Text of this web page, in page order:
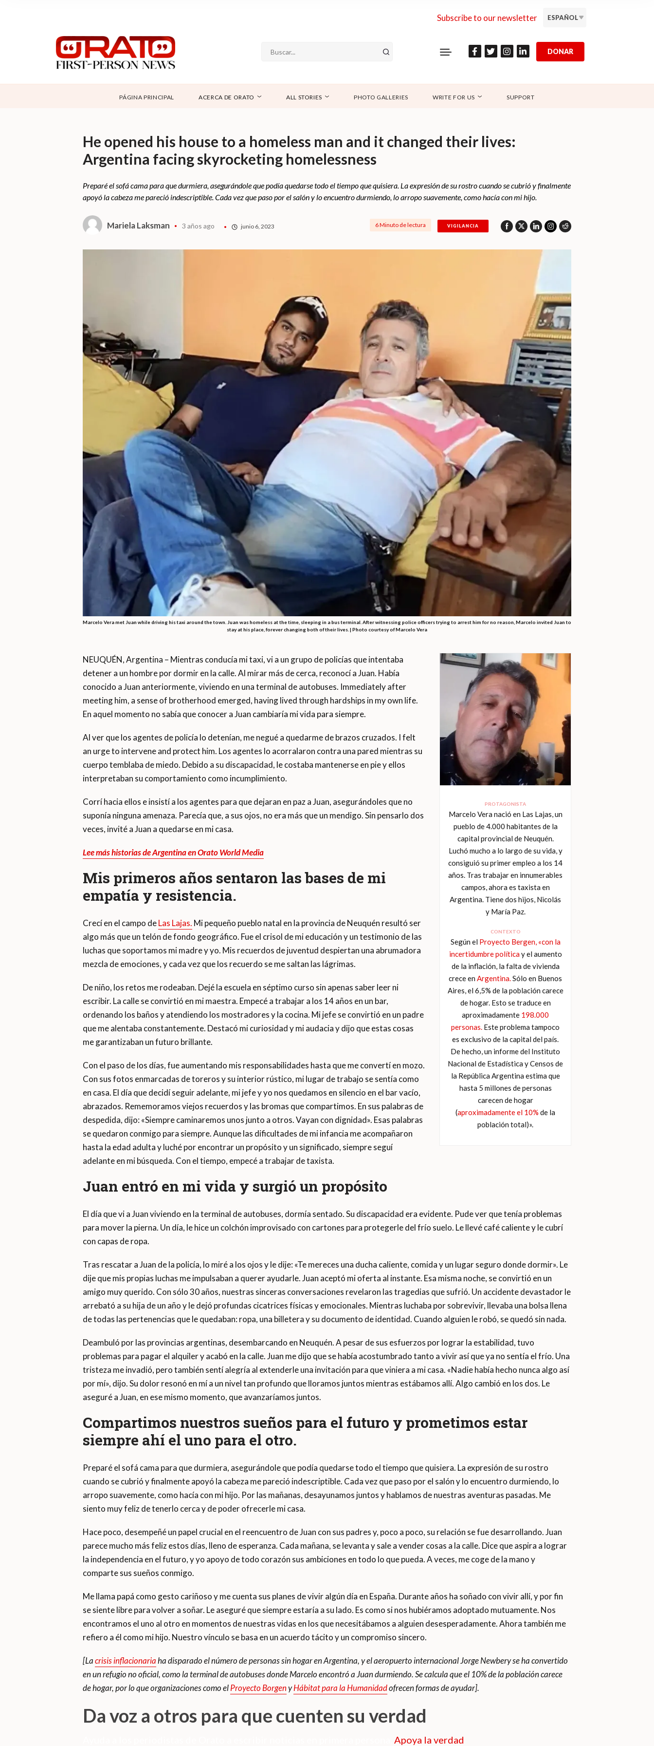
Subscribe to our newsletter ESPAÑOL
SUPPORT
CONTÁCTANOS
DONAR
PÁGINA PRINCIPAL ACERCA DE ORATO ALL STORIES PHOTO GALLERIES WRITE FOR US SUPPORT
He opened his house to a homeless man and it changed their lives:
Argentina facing skyrocketing homelessness
Preparé el sofá cama para que durmiera, asegurándole que podía quedarse todo el tiempo que quisiera. La expresión de su rostro cuando se cubrió y finalmente
apoyó la cabeza me pareció indescriptible. Cada vez que paso por el salón y lo encuentro durmiendo, lo arropo suavemente, como hacía con mi hijo.
Mariela Laksman 3 años ago junio 6, 2023 6 Minuto de lectura VIGILANCIA
Marcelo Vera met Juan while driving his taxi around the town. Juan was homeless at the time, sleeping in a bus terminal. After witnessing police officers trying to arrest him for no reason, Marcelo invited Juan to
stay at his place, forever changing both of their lives. | Photo courtesy of Marcelo Vera
PROTAGONISTA
Marcelo Vera nació en Las Lajas, un
pueblo de 4.000 habitantes de la
capital provincial de Neuquén.
Luchó mucho a lo largo de su vida, y
consiguió su primer empleo a los 14
años. Tras trabajar en innumerables
campos, ahora es taxista en
Argentina. Tiene dos hijos, Nicolás
y María Paz.
CONTEXTO
Según el Proyecto Bergen, «con la
incertidumbre políticay el aumento
de la inflación, la falta de vivienda
crece enArgentina.Sólo en Buenos
Aires, el 6,5% de la población carece
de hogar. Esto se traduce en
aproximadamente 198.000
personas. Este problema tampoco
es exclusivo de la capital del país.
De hecho, un informe del Instituto
Nacional de Estadística y Censos de
la República Argentina estima que
hasta 5 millones de personas
carecen de hogar
(aproximadamente el 10% de la
población total)».
NEUQUÉN, Argentina – Mientras conducía mi taxi, vi a un grupo de policías que intentaba
detener a un hombre por dormir en la calle. Al mirar más de cerca, reconocí a Juan. Había
conocido a Juan anteriormente, viviendo en una terminal de autobuses. Immediately after
meeting him, a sense of brotherhood emerged, having lived through hardships in my own life.
En aquel momento no sabía que conocer a Juan cambiaría mi vida para siempre.
Al ver que los agentes de policía lo detenían, me negué a quedarme de brazos cruzados. I felt
an urge to intervene and protect him. Los agentes lo acorralaron contra una pared mientras su
cuerpo temblaba de miedo. Debido a su discapacidad, le costaba mantenerse en pie y ellos
interpretaban su comportamiento como incumplimiento.
Corrí hacia ellos e insistí a los agentes para que dejaran en paz a Juan, asegurándoles que no
suponía ninguna amenaza. Parecía que, a sus ojos, no era más que un mendigo. Sin pensarlo dos
veces, invité a Juan a quedarse en mi casa.
Lee más historias de Argentina en Orato World Media
Mis primeros años sentaron las bases de mi
empatía y resistencia.
Crecí en el campo deLas Lajas. Mi pequeño pueblo natal en la provincia de Neuquén resultó ser
algo más que un telón de fondo geográfico. Fue el crisol de mi educación y un testimonio de las
luchas que soportamos mi madre y yo. Mis recuerdos de juventud despiertan una abrumadora
mezcla de emociones, y cada vez que los recuerdo se me saltan las lágrimas.
De niño, los retos me rodeaban. Dejé la escuela en séptimo curso sin apenas saber leer ni
escribir. La calle se convirtió en mi maestra. Empecé a trabajar a los 14 años en un bar,
ordenando los baños y atendiendo los mostradores y la cocina. Mi jefe se convirtió en un padre
que me alentaba constantemente. Destacó mi curiosidad y mi audacia y dijo que estas cosas
me garantizaban un futuro brillante.
Con el paso de los días, fue aumentando mis responsabilidades hasta que me convertí en mozo.
Con sus fotos enmarcadas de toreros y su interior rústico, mi lugar de trabajo se sentía como
en casa. El día que decidí seguir adelante, mi jefe y yo nos quedamos en silencio en el bar vacío,
abrazados. Rememoramos viejos recuerdos y las bromas que compartimos. En sus palabras de
despedida, dijo: «Siempre caminaremos unos junto a otros. Vayan con dignidad». Esas palabras
se quedaron conmigo para siempre. Aunque las dificultades de mi infancia me acompañaron
hasta la edad adulta y luché por encontrar un propósito y un significado, siempre seguí
adelante en mi búsqueda. Con el tiempo, empecé a trabajar de taxista.
Juan entró en mi vida y surgió un propósito
El día que vi a Juan viviendo en la terminal de autobuses, dormía sentado. Su discapacidad era evidente. Pude ver que tenía problemas
para mover la pierna. Un día, le hice un colchón improvisado con cartones para protegerle del frío suelo. Le llevé café caliente y le cubrí
con capas de ropa.
Tras rescatar a Juan de la policía, lo miré a los ojos y le dije: «Te mereces una ducha caliente, comida y un lugar seguro donde dormir». Le
dije que mis propias luchas me impulsaban a querer ayudarle. Juan aceptó mi oferta al instante. Esa misma noche, se convirtió en un
amigo muy querido. Con sólo 30 años, nuestras sinceras conversaciones revelaron las tragedias que sufrió. Un accidente devastador le
arrebató a su hija de un año y le dejó profundas cicatrices físicas y emocionales. Mientras luchaba por sobrevivir, llevaba una bolsa llena
de todas las pertenencias que le quedaban: ropa, una billetera y su documento de identidad. Cuando alguien le robó, se quedó sin nada.
Deambuló por las provincias argentinas, desembarcando en Neuquén. A pesar de sus esfuerzos por lograr la estabilidad, tuvo
problemas para pagar el alquiler y acabó en la calle. Juan me dijo que se había acostumbrado tanto a vivir así que ya no sentía el frío. Una
tristeza me invadió, pero también sentí alegría al extenderle una invitación para que viniera a mi casa. «Nadie había hecho nunca algo así
por mí», dijo. Su dolor resonó en mí a un nivel tan profundo que lloramos juntos mientras estábamos allí. Algo cambió en los dos. Le
aseguré a Juan, en ese mismo momento, que avanzaríamos juntos.
Compartimos nuestros sueños para el futuro y prometimos estar
siempre ahí el uno para el otro.
Preparé el sofá cama para que durmiera, asegurándole que podía quedarse todo el tiempo que quisiera. La expresión de su rostro
cuando se cubrió y finalmente apoyó la cabeza me pareció indescriptible. Cada vez que paso por el salón y lo encuentro durmiendo, lo
arropo suavemente, como hacía con mi hijo. Por las mañanas, desayunamos juntos y hablamos de nuestras aventuras pasadas. Me
siento muy feliz de tenerlo cerca y de poder ofrecerle mi casa.
Hace poco, desempeñé un papel crucial en el reencuentro de Juan con sus padres y, poco a poco, su relación se fue desarrollando. Juan
parece mucho más feliz estos días, lleno de esperanza. Cada mañana, se levanta y sale a vender cosas a la calle. Dice que aspira a lograr
la independencia en el futuro, y yo apoyo de todo corazón sus ambiciones en todo lo que pueda. A veces, me coge de la mano y
comparte sus sueños conmigo.
Me llama papá como gesto cariñoso y me cuenta sus planes de vivir algún día en España. Durante años ha soñado con vivir allí, y por fin
se siente libre para volver a soñar. Le aseguré que siempre estaría a su lado. Es como si nos hubiéramos adoptado mutuamente. Nos
encontramos el uno al otro en momentos de nuestras vidas en los que necesitábamos a alguien desesperadamente. Ahora también me
refiero a él como mi hijo. Nuestro vínculo se basa en un acuerdo tácito y un compromiso sincero.
[Lacrisis inflacionariaha disparado el número de personas sin hogar en Argentina, y el aeropuerto internacional Jorge Newbery se ha convertido
en un refugio no oficial, como la terminal de autobuses donde Marcelo encontró a Juan durmiendo. Se calcula que el 10% de la población carece
de hogar, por lo que organizaciones como elProyecto BorgenyHábitat para la Humanidadofrecen formas de ayudar].
Da voz a otros para que cuenten su verdad
Apoya la verdad